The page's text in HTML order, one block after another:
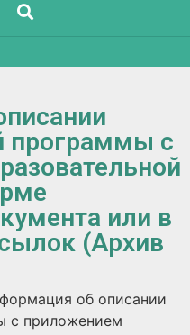
программы с
или в
(Архив
об описании
с приложением